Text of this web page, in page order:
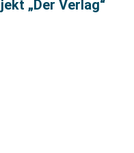
„Der Verlag“